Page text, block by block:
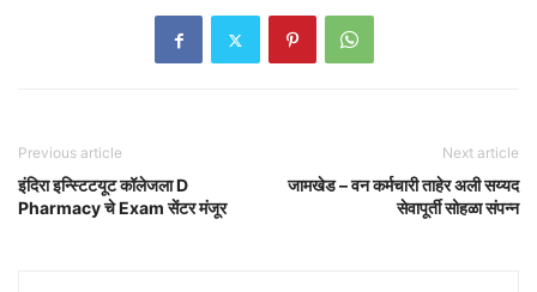
Previous article
इंदिरा इन्स्टिटयूट कॉलेजला D
Pharmacy चे Exam सेंटर मंजूर
Next article
जामखेड – वन कर्मचारी ताहेर अली सय्यद
सेवापूर्ती सोहळा संपन्न